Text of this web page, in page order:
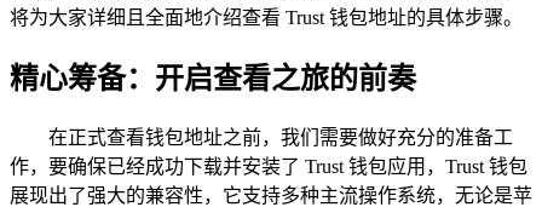
将为大家详细且全面地介绍查看 Trust 钱包地址的具体步骤。
精心筹备：开启查看之旅的前奏
在正式查看钱包地址之前，我们需要做好充分的准备工
作，要确保已经成功下载并安装了 Trust 钱包应用，Trust 钱包
展现出了强大的兼容性，它支持多种主流操作系统，无论是苹